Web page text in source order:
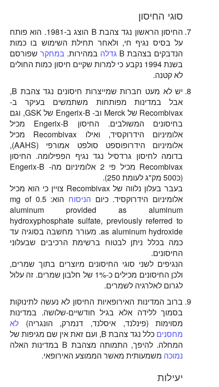
סוגי החיסון
החיסון הראשון נגד צהבת B הוצג ב-1981. הוא פותח
על בסיס נגיף חי, ולאחר תחילת השימוש בו כמות
הנדבקים בצהבת B
גדלה במהירות. במחקרשפורסם
בשנת 1994 נקבע כי למרות שקיים חיסון כמות החולים
לא קטנה.
יש לא מעט חברות שמייצרות חיסונים נגד צהבת B,
אבל במדינות מפותחות משתמשים בעיקר ב-
Recombivax של Merck וב- Engerix-B של GSK, וגם
בחיסונים המשולבים. החיסון Engerix-B מכיל
אלומיניום הידרוקסיד, ואילו Recombivax מכיל
אלומיניום הידרופוספט סולפט אמורפי (AAHS),
בדומה לחיסון גרדסיל נגד נגיף הפפילומה. החיסון
Recombivax מכיל פי 2 אלומיניום מה- Engerix-B
(כ500 מק"ג לעומת 250).
בעבר בעלון נלווה של Recombivax צויין כי הוא מכיל
אלומיניום הידרוקסיד. כיום הניסוח
הוא: 0.5 mg of
aluminum provided as aluminum
hydroxyphosphate sulfate, previously referred to
as aluminum hydroxide. מעורר מחשבה בסוגיה עד
כמה בכלל ניתן לבטוח ברשימת הרכיבים שבעלוני
החיסונים.
הנגיפים לשני סוגי החיסונים מיוצרים בתוך שמרים,
ולכן החיסונים מכילים כ-1% של חלבון שמרים. זה עלול
לגרום לאלרגיה לשמרים.
ברוב המדינות האירופאיות החיסון לא נעשה לתינוקות
בסמוך ללידה אלא בגיל חודשיים-שלושה. במדינות
מסוימות (פינלנד, איסלנד, דנמרק, הונגריה) לא
מחסנים
כלל נגד צהבת B, ועם זאת אין שם מגיפות של
המחלה. להיפך, התמותה מצהבת B במדינות האלה
נמוכה משמעותית מאשר הממוצע האירופאי.
יעילות